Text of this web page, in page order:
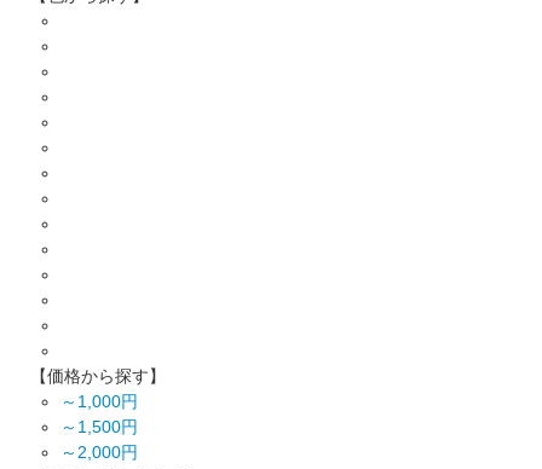
【価格から探す】
～1,000円
～1,500円
～2,000円